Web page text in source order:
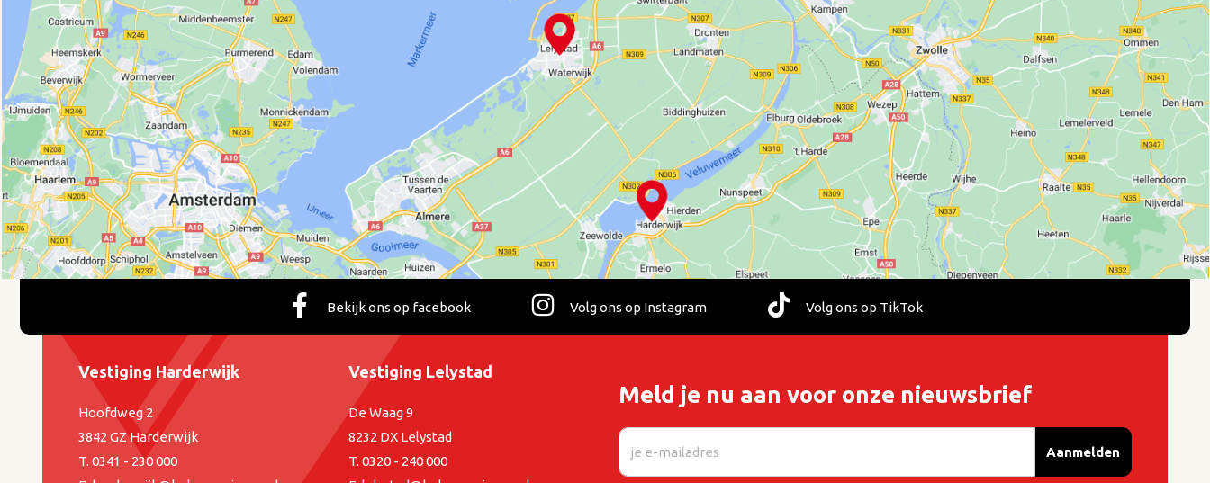
Bekijk ons op facebook Volg ons op Instagram Volg ons op TikTok
Meld je nu aan voor onze nieuwsbrief
Aanmelden
Vestiging Lelystad
De Waag 9
8232 DX Lelystad
T. 0320 - 240 000
Vestiging Harderwijk
Hoofdweg 2
3842 GZ Harderwijk
T. 0341 - 230 000